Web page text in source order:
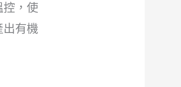
，使
有機